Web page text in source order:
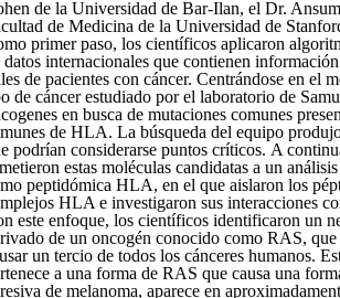
de la Universidad de Bar-Ilan, el Dr.
de Medicina de la Universidad de
primer paso, los científicos aplicaron
datos internacionales que contienen
de pacientes con cáncer. Centrándose en el
de cáncer estudiado por el laboratorio de
en busca de mutaciones comunes
de HLA. La búsqueda del equipo
podrían considerarse puntos críticos. A
estas moléculas candidatas a un
peptidómica HLA, en el que aislaron los
HLA e investigaron sus interacciones
este enfoque, los científicos identificaron un
de un oncogén conocido como RAS,
un tercio de todos los cánceres humanos.
a una forma de RAS que causa una
de melanoma, aparece en